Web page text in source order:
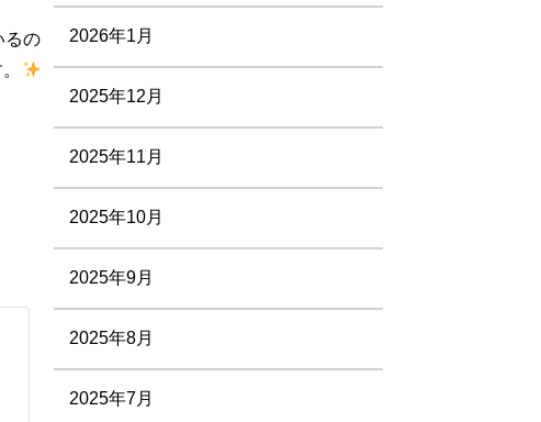
るの
2026年1月
2025年12月
2025年11月
2025年10月
2025年9月
2025年8月
2025年7月